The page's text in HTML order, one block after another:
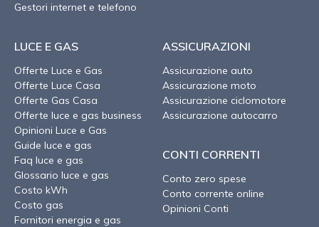
Gestori internet e telefono
LUCE E GAS
Offerte Luce e Gas
Offerte Luce Casa
Offerte Gas Casa
Offerte luce e gas business
Opinioni Luce e Gas
Guide luce e gas
Faq luce e gas
Glossario luce e gas
Costo kWh
Costo gas
Fornitori energia e gas
ASSICURAZIONI
Assicurazione auto
Assicurazione moto
Assicurazione ciclomotore
Assicurazione autocarro
CONTI CORRENTI
Conto zero spese
Conto corrente online
Opinioni Conti